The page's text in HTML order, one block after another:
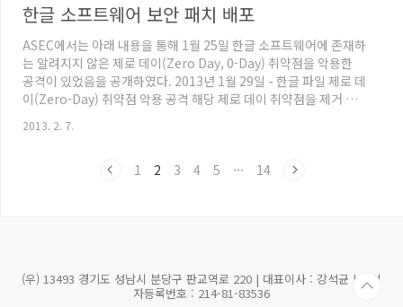
Could Allow Remote Code Execution (2797052) Microsoft
Security Bulletin MS13-011 - 긴..
한글 소프트웨어 보안 패치 배포
ASEC에서는 아래 내용을 통해 1월 25일 한글 소프트웨어에 존재하
는 알려지지 않은 제로 데이(Zero Day, 0-Day) 취약점을 악용한
공격이 있었음을 공개하였다. 2013년 1월 29일 - 한글 파일 제로 데
이(Zero-Day) 취약점 악용 공격 해당 제로 데이 취약점을 제거 할
다. 이 번 보안 패치에 영향을 받는 한글 소프트웨어 버전은 다음과
한글 2002SE한글 2004 한글 2005 한글 2007 한글 2010 SE 해당
2013. 2. 7.
1 2 3 4 5 ··· 14
(우) 13493 경기도 성남시 분당구 판교역로 220 | 대표이사 : 강석균 | 사업
자등록번호 : 214-81-83536